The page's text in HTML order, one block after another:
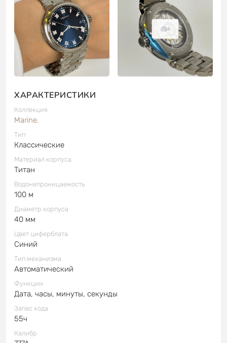
6
ХАРАКТЕРИСТИКИ
Коллекция
Marine.
Тип
Классические
Материал корпуса
Титан
Водонепроницаемость
100 м
Диаметр корпуса
40 мм
Цвет циферблата
Синий
Тип механизма
Автоматический
Функции
Дата, часы, минуты, секунды
Запас хода
55ч
Калибр